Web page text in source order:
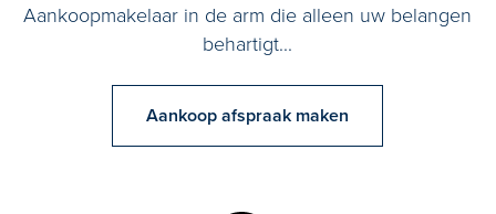
Aankoopmakelaar in de arm die alleen uw belangen
behartigt...
Aankoop afspraak maken